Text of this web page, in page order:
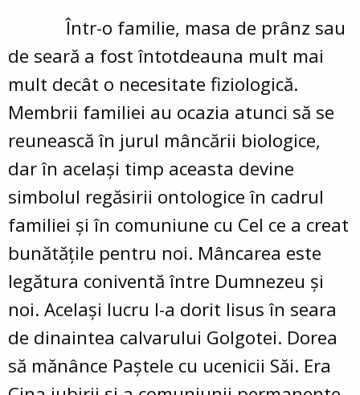
Într-o familie, masa de prânz sau
de seară a fost întotdeauna mult mai
mult decât o necesitate fiziologică.
Membrii familiei au ocazia atunci să se
reunească în jurul mâncării biologice,
dar în acelaşi timp aceasta devine
simbolul regăsirii ontologice în cadrul
familiei şi în comuniune cu Cel ce a creat
bunătăţile pentru noi. Mâncarea este
legătura coniventă între Dumnezeu şi
noi. Acelaşi lucru l-a dorit Iisus în seara
de dinaintea calvarului Golgotei. Dorea
să mănânce Paştele cu ucenicii Săi. Era